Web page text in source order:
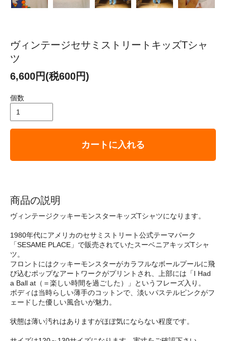
ヴィンテージセサミストリートキッズTシャ
ツ
6,600円(税600円)
個数
カートに入れる
商品の説明
ヴィンテージクッキーモンスターキッズTシャツになります。
1980年代にアメリカのセサミストリート公式テーマパーク
「SESAME PLACE」で販売されていたスーベニアキッズTシャ
ツ。
フロントにはクッキーモンスターがカラフルなボールプールに飛
び込むポップなアートワークがプリントされ、上部には「I Had
a Ball at（＝楽しい時間を過ごした）」というフレーズ入り。
ボディは当時らしい薄手のコットンで、淡いパステルピンクがフ
ェードした優しい風合いが魅力。
状態は薄い汚れはありますがほぼ気にならない程度です。